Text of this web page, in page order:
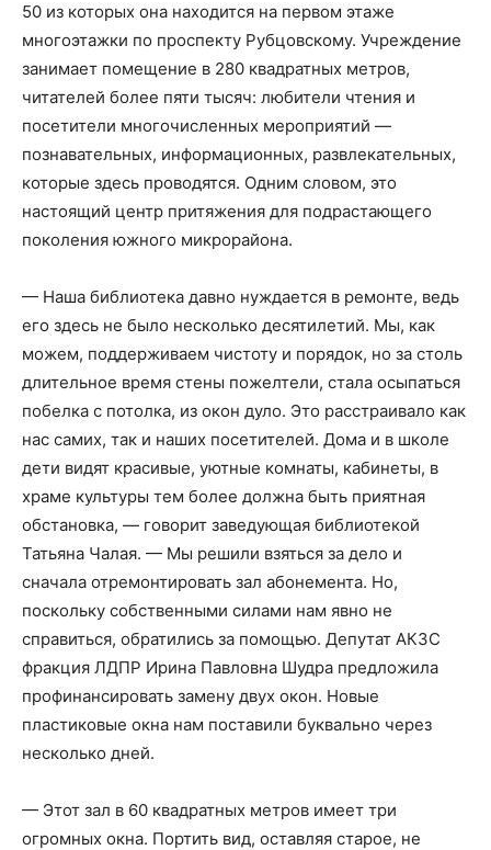
50 из которых она находится на первом этаже
многоэтажки по проспекту Рубцовскому. Учреждение
занимает помещение в 280 квадратных метров,
читателей более пяти тысяч: любители чтения и
посетители многочисленных мероприятий —
познавательных, информационных, развлекательных,
которые здесь проводятся. Одним словом, это
настоящий центр притяжения для подрастающего
поколения южного микрорайона.
— Наша библиотека давно нуждается в ремонте, ведь
его здесь не было несколько десятилетий. Мы, как
можем, поддерживаем чистоту и порядок, но за столь
длительное время стены пожелтели, стала осыпаться
побелка с потолка, из окон дуло. Это расстраивало как
нас самих, так и наших посетителей. Дома и в школе
дети видят красивые, уютные комнаты, кабинеты, в
храме культуры тем более должна быть приятная
обстановка, — говорит заведующая библиотекой
Татьяна Чалая. — Мы решили взяться за дело и
сначала отремонтировать зал абонемента. Но,
поскольку собственными силами нам явно не
справиться, обратились за помощью. Депутат АКЗС
фракция ЛДПР Ирина Павловна Шудра предложила
профинансировать замену двух окон. Новые
пластиковые окна нам поставили буквально через
несколько дней.
— Этот зал в 60 квадратных метров имеет три
огромных окна. Портить вид, оставляя старое, не